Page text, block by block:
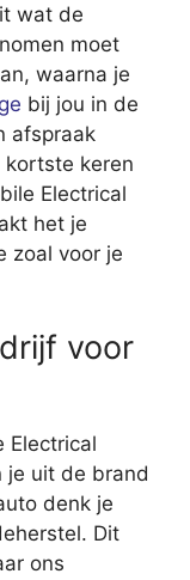
wat de
moet
waarna je
bij jou in de
afspraak
keren
Electrical
het je
zoal voor je
voor
Electrical
je uit de brand
denk je
Dit
ons